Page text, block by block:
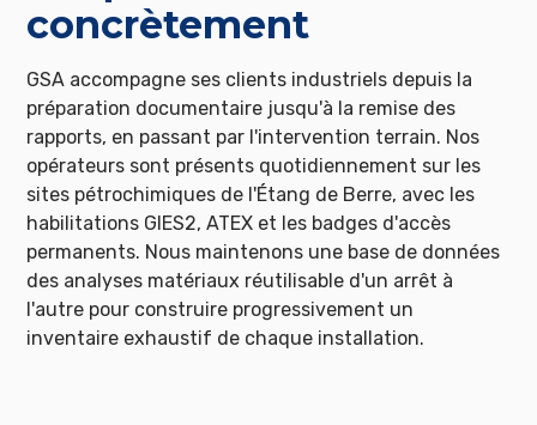
concrètement
GSA accompagne ses clients industriels depuis la
préparation documentaire jusqu'à la remise des
rapports, en passant par l'intervention terrain. Nos
opérateurs sont présents quotidiennement sur les
sites pétrochimiques de l'Étang de Berre, avec les
habilitations GIES2, ATEX et les badges d'accès
permanents. Nous maintenons une base de données
des analyses matériaux réutilisable d'un arrêt à
l'autre pour construire progressivement un
inventaire exhaustif de chaque installation.